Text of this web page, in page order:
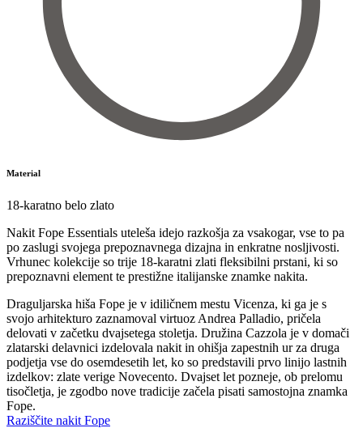
Material
18-karatno belo zlato
Nakit Fope Essentials uteleša idejo razkošja za vsakogar, vse to pa
po zaslugi svojega prepoznavnega dizajna in enkratne nosljivosti.
Vrhunec kolekcije so trije 18-karatni zlati fleksibilni prstani, ki so
prepoznavni element te prestižne italijanske znamke nakita.
Draguljarska hiša Fope je v idiličnem mestu Vicenza, ki ga je s
svojo arhitekturo zaznamoval virtuoz Andrea Palladio, pričela
delovati v začetku dvajsetega stoletja. Družina Cazzola je v domači
zlatarski delavnici izdelovala nakit in ohišja zapestnih ur za druga
podjetja vse do osemdesetih let, ko so predstavili prvo linijo lastnih
izdelkov: zlate verige Novecento. Dvajset let pozneje, ob prelomu
tisočletja, je zgodbo nove tradicije začela pisati samostojna znamka
Fope.
Raziščite nakit Fope